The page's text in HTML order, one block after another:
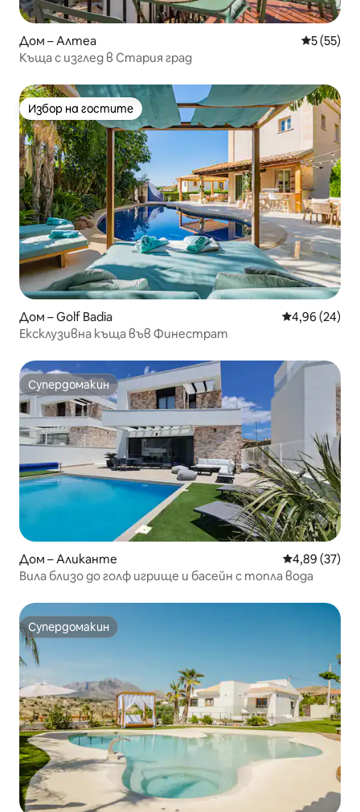
Дом – Алтеа Средна
5 (55)
Къща с изглед в Стария град
Избор на гостите
Избор на гостите
Дом – Golf Badia Средна
4,96 (24)
Ексклузивна къща във Финестрат
Супердомакин
Супердомакин
Дом – Аликанте Средна
4,89 (37)
Вила близо до голф игрище и басейн с топла вода
Супердомакин
Супердомакин